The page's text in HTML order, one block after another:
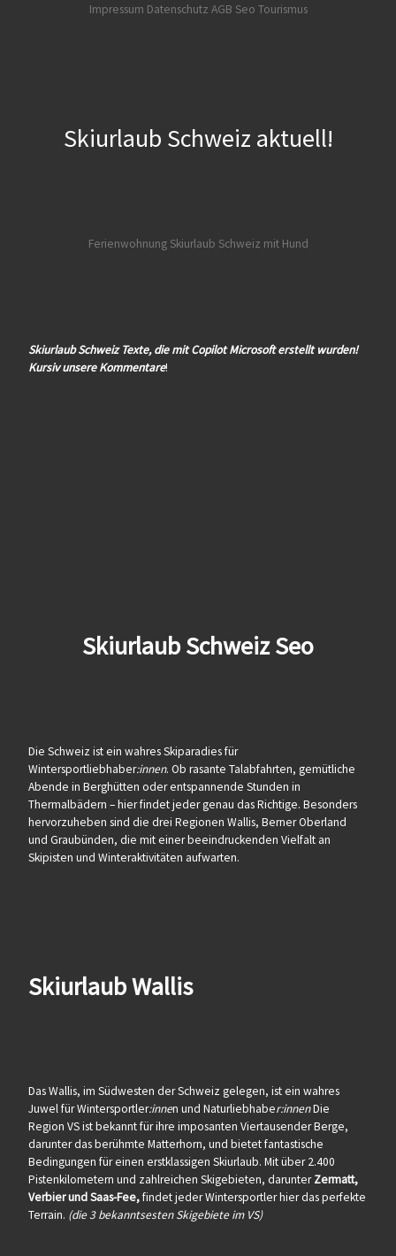
Impressum Datenschutz AGB Seo Tourismus
Skiurlaub Schweiz aktuell!
Ferienwohnung Skiurlaub Schweiz mit Hund
Skiurlaub Schweiz Texte, die mit Copilot Microsoft erstellt wurden!
Kursiv unsere Kommentare!
Skiurlaub Schweiz Seo
Die Schweiz ist ein wahres Skiparadies für
Wintersportliebhaber:innen. Ob rasante Talabfahrten, gemütliche
Abende in Berghütten oder entspannende Stunden in
Thermalbädern – hier findet jeder genau das Richtige. Besonders
hervorzuheben sind die drei Regionen Wallis, Berner Oberland
und Graubünden, die mit einer beeindruckenden Vielfalt an
Skipisten und Winteraktivitäten aufwarten.
Skiurlaub Wallis
Das Wallis, im Südwesten der Schweiz gelegen, ist ein wahres
Juwel für Wintersportler:innen und Naturliebhaber:innenDie
Region VS ist bekannt für ihre imposanten Viertausender Berge,
darunter das berühmte Matterhorn, und bietet fantastische
Bedingungen für einen erstklassigen Skiurlaub. Mit über 2.400
Pistenkilometern und zahlreichen Skigebieten, darunterZermatt,
Verbier und Saas-Fee,findet jeder Wintersportler hier das perfekte
Terrain. (die 3 bekanntsesten Skigebiete im VS)